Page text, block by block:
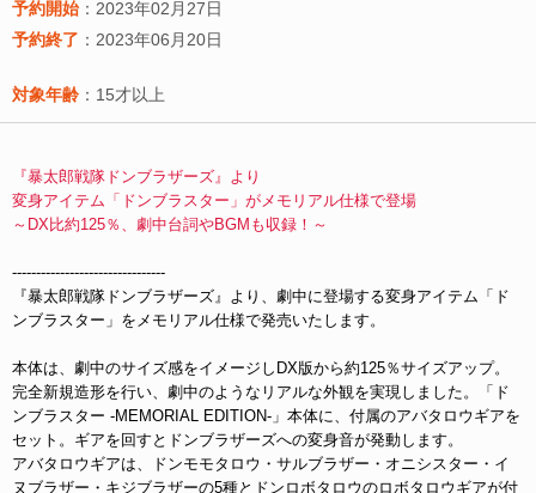
予約開始 ：2023年02月27日
予約終了 ：2023年06月20日
対象年齢 ：15才以上
『暴太郎戦隊ドンブラザーズ』より
変身アイテム「ドンブラスター」がメモリアル仕様で登場
～DX比約125％、劇中台詞やBGMも収録！～
--------------------------------
『暴太郎戦隊ドンブラザーズ』より、劇中に登場する変身アイテム「ド
ンブラスター」をメモリアル仕様で発売いたします。
本体は、劇中のサイズ感をイメージしDX版から約125％サイズアップ。
完全新規造形を行い、劇中のようなリアルな外観を実現しました。「ド
ンブラスター -MEMORIAL EDITION-」本体に、付属のアバタロウギアを
セット。ギアを回すとドンブラザーズへの変身音が発動します。
アバタロウギアは、ドンモモタロウ・サルブラザー・オニシスター・イ
ヌブラザー・キジブラザーの5種とドンロボタロウのロボタロウギアが付